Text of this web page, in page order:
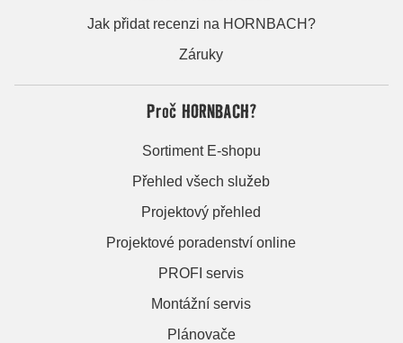
Jak přidat recenzi na HORNBACH?
Záruky
Proč HORNBACH?
Sortiment E-shopu
Přehled všech služeb
Projektový přehled
Projektové poradenství online
PROFI servis
Montážní servis
Plánovače